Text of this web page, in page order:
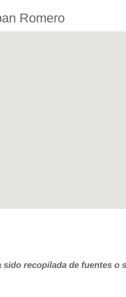
Romero
recopilada de fuentes o